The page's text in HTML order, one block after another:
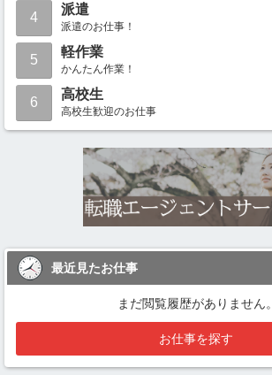
4
派遣
派遣のお仕事！
5
軽作業
かんたん作業！
6
高校生
高校生歓迎のお仕事
最近見たお仕事
まだ閲覧履歴がありません。
お仕事を探す